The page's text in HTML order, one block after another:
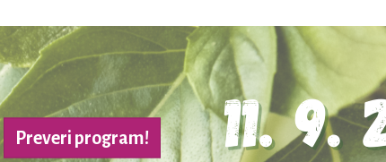
Preveri program!